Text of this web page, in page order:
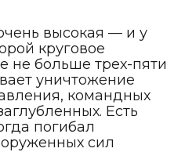
высокая — и у
круговое
не больше трех-пяти
уничтожение
командных
Есть
погибал
сил